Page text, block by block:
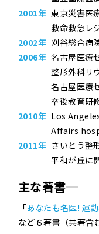
2001年 東京災害医
救命救急レ
2002年 刈谷総合
2006年 名古屋医療
整形外科リ
名古屋医療
卒後教育研
2010年 Los
Affairs
2011年 さいとう整
平和が丘に
主な著書
「あなたも名医! 運
など６著書（共著含